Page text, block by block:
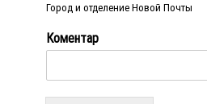
Город и отделение Новой Почты
Коментар